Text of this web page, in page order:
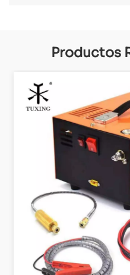
Productos